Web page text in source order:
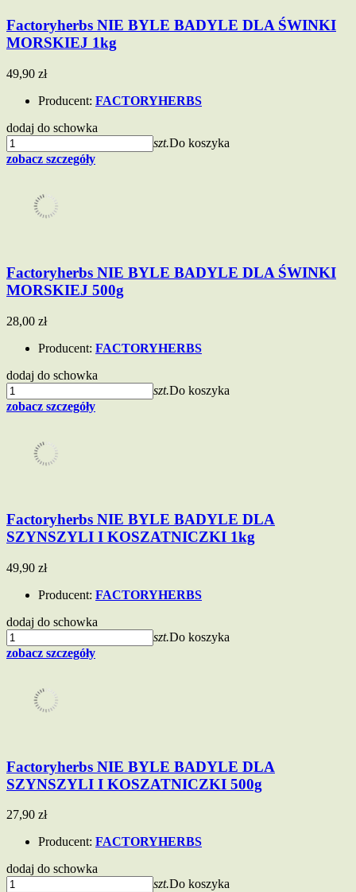
Factoryherbs NIE BYLE BADYLE DLA ŚWINKI
MORSKIEJ 1kg
49,90 zł
Producent: FACTORYHERBS
dodaj do schowka
szt.Do koszyka
zobacz szczegóły
Factoryherbs NIE BYLE BADYLE DLA ŚWINKI
MORSKIEJ 500g
28,00 zł
Producent: FACTORYHERBS
dodaj do schowka
szt.Do koszyka
zobacz szczegóły
Factoryherbs NIE BYLE BADYLE DLA
SZYNSZYLI I KOSZATNICZKI 1kg
49,90 zł
Producent: FACTORYHERBS
dodaj do schowka
szt.Do koszyka
zobacz szczegóły
Factoryherbs NIE BYLE BADYLE DLA
SZYNSZYLI I KOSZATNICZKI 500g
27,90 zł
Producent: FACTORYHERBS
dodaj do schowka
szt.Do koszyka